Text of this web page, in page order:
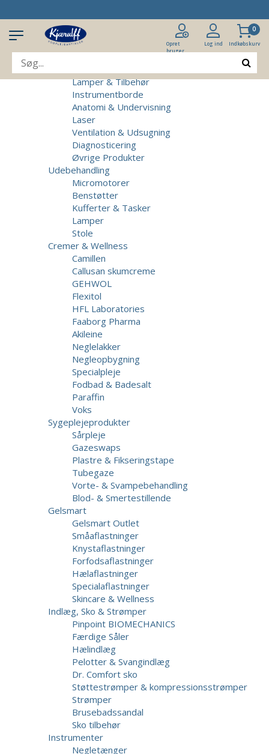
Opret
bruger
Log ind
0
Indkøbskurv
Klinikudstyr
Patientstole
Massagebrikse
Lamper & Tilbehør
Instrumentborde
Anatomi & Undervisning
Laser
Ventilation & Udsugning
Diagnosticering
Øvrige Produkter
Udebehandling
Micromotorer
Benstøtter
Kufferter & Tasker
Lamper
Stole
Cremer & Wellness
Camillen
Callusan skumcreme
GEHWOL
Flexitol
HFL Laboratories
Faaborg Pharma
Akileine
Neglelakker
Negleopbygning
Specialpleje
Fodbad & Badesalt
Paraffin
Voks
Sygeplejeprodukter
Sårpleje
Gazeswaps
Plastre & Fikseringstape
Tubegaze
Vorte- & Svampebehandling
Blod- & Smertestillende
Gelsmart
Gelsmart Outlet
Småaflastninger
Knystaflastninger
Forfodsaflastninger
Hælaflastninger
Specialaflastninger
Skincare & Wellness
Indlæg, Sko & Strømper
Pinpoint BIOMECHANICS
Færdige Såler
Hælindlæg
Pelotter & Svangindlæg
Dr. Comfort sko
Støttestrømper & kompressionsstrømper
Strømper
Brusebadssandal
Sko tilbehør
Instrumenter
Negletænger